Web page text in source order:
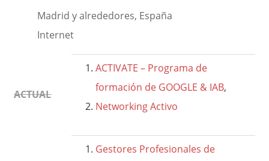
Madrid y alrededores, España
Internet
ACTUAL
ACTIVATE – Programa de
formación de GOOGLE & IAB,
Networking Activo
Gestores Profesionales de